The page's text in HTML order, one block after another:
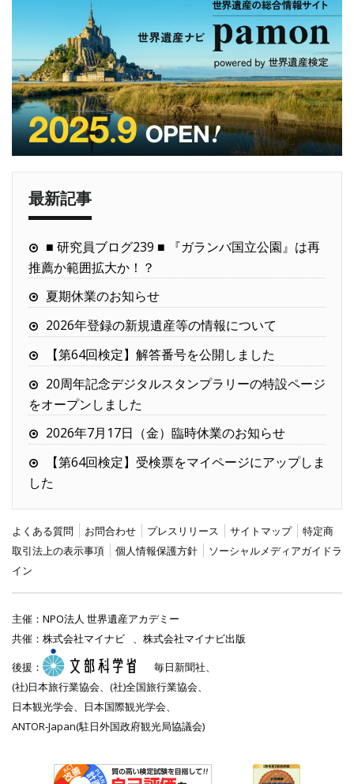
最新記事
■ 研究員ブログ239 ■ 『ガランバ国立公園』は再
推薦か範囲拡大か！？
夏期休業のお知らせ
2026年登録の新規遺産等の情報について
【第64回検定】解答番号を公開しました
20周年記念デジタルスタンプラリーの特設ページ
をオープンしました
2026年7月17日（金）臨時休業のお知らせ
【第64回検定】受検票をマイページにアップしま
した
よくある質問 お問合わせ プレスリリース サイトマップ
特定商
取引法上の表示事項
個人情報保護方針
ソーシャルメディアガイドラ
イン
主催： NPO法人 世界遺産アカデミー
共催： 株式会社マイナビ 、 株式会社マイナビ出版
後援：
毎日新聞社、
(社)日本旅行業協会、(社)全国旅行業協会、
日本観光学会、日本国際観光学会、
ANTOR-Japan(駐日外国政府観光局協議会)